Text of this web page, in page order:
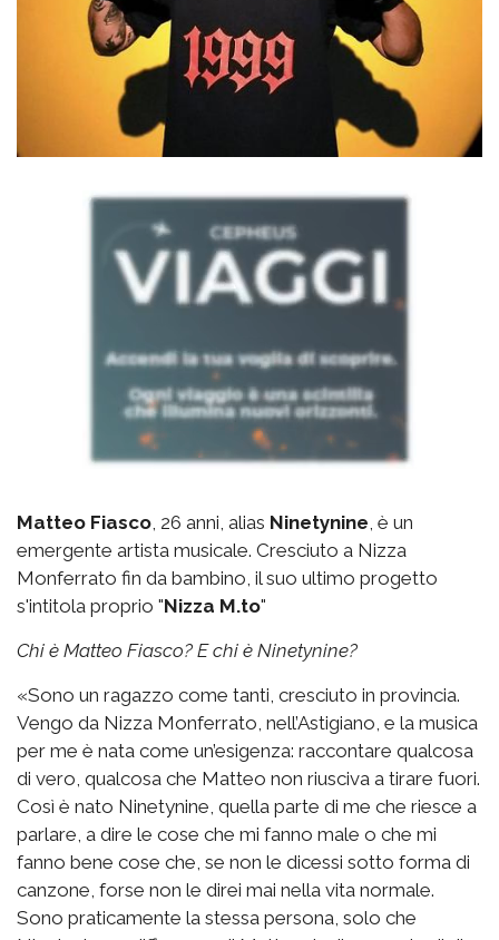
Matteo Fiasco , 26 anni, alias Ninetynine , è un
emergente artista musicale. Cresciuto a Nizza
Monferrato fin da bambino, il suo ultimo progetto
s'intitola proprio "Nizza M.to"
Chi è Matteo Fiasco? E chi è Ninetynine?
«Sono un ragazzo come tanti, cresciuto in provincia.
Vengo da Nizza Monferrato, nell’Astigiano, e la musica
per me è nata come un’esigenza: raccontare qualcosa
di vero, qualcosa che Matteo non riusciva a tirare fuori.
Così è nato Ninetynine, quella parte di me che riesce a
parlare, a dire le cose che mi fanno male o che mi
fanno bene cose che, se non le dicessi sotto forma di
canzone, forse non le direi mai nella vita normale.
Sono praticamente la stessa persona, solo che